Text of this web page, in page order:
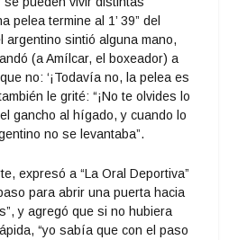
pelea termine al 1’ 39” del
argentino sintió alguna mano,
(a Amílcar, el boxeador) a
no: ‘¡Todavía no, la pelea es
le grité: “¡No te olvides lo
gancho al hígado, y cuando lo
no se levantaba”.
expresó a “La Oral Deportiva”
para abrir una puerta hacia
y agregó que si no hubiera
“yo sabía que con el paso